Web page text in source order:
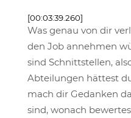
[00:03:39.260]
Was genau von dir
den Job annehmen
sind Schnittstellen,
Abteilungen hättest
mach dir Gedanken
sind, wonach